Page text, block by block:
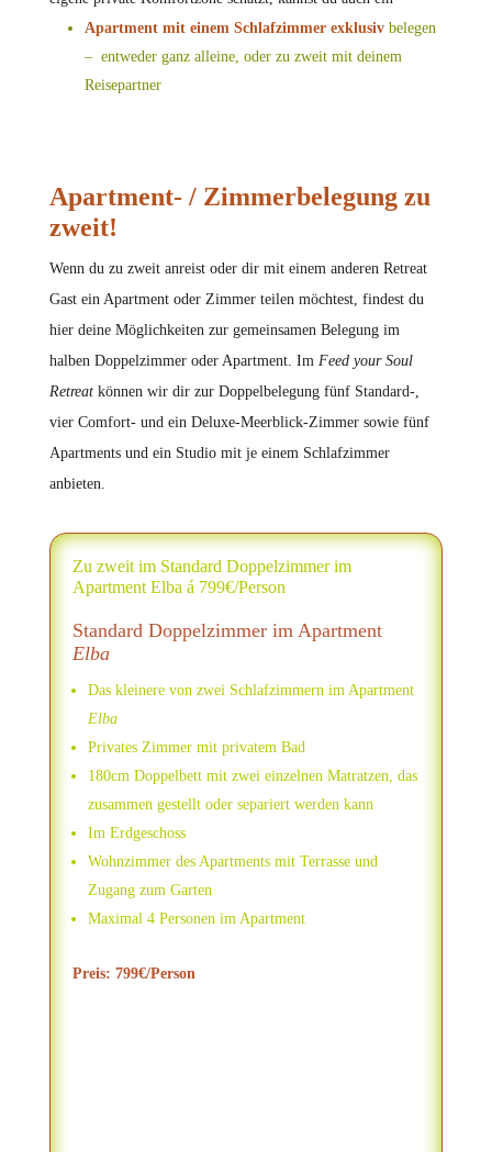
Apartment mit einem Schlafzimmer exklusiv belegen
– entweder ganz alleine, oder zu zweit mit deinem
Reisepartner
Apartment- / Zimmerbelegung zu
zweit!
Wenn du zu zweit anreist oder dir mit einem anderen Retreat
Gast ein Apartment oder Zimmer teilen möchtest, findest du
hier deine Möglichkeiten zur gemeinsamen Belegung im
halben Doppelzimmer oder Apartment. Im Feed your Soul
Retreatkönnen wir dir zur Doppelbelegung fünf Standard-,
vier Comfort- und ein Deluxe-Meerblick-Zimmer sowie fünf
Apartments und ein Studio mit je einem Schlafzimmer
anbieten.
Zu zweit im Standard Doppelzimmer im
Apartment Elba á 799€/Person
Standard Doppelzimmer im Apartment
Elba
Das kleinere von zwei Schlafzimmern im Apartment
Elba
Privates Zimmer mit privatem Bad
180cm Doppelbett mit zwei einzelnen Matratzen, das
zusammen gestellt oder separiert werden kann
Im Erdgeschoss
Wohnzimmer des Apartments mit Terrasse und
Zugang zum Garten
Maximal 4 Personen im Apartment
Preis: 799€/Person